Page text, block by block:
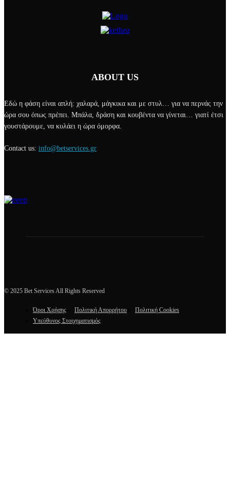
ABOUT US
Εδώ η φάση είναι απλή: χαλαρά, μάγκικα και με στυλ… για να περνάς την
ώρα σου όπως πρέπει. Μπάλα, δράση και κουβέντα να γίνεται… γιατί έτσι
γουστάρουμε, να κυλάει η ώρα όμορφα.
Contact us: info@betservices.gr
© 2025 Bet Services All Rights Reserved
Όροι Χρήσης Πολιτική Απορρήτου
Πολιτική Cookies
Υπεύθυνος Στοιχηματισμός